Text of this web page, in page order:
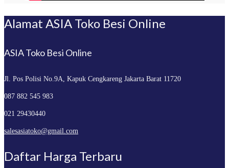
Alamat ASIA Toko Besi Online
ASIA Toko Besi Online
Jl. Pos Polisi No.9A, Kapuk Cengkareng Jakarta Barat 11720
087 882 545 983
021 29430440
salesasiatoko@gmail.com
Daftar Harga Terbaru